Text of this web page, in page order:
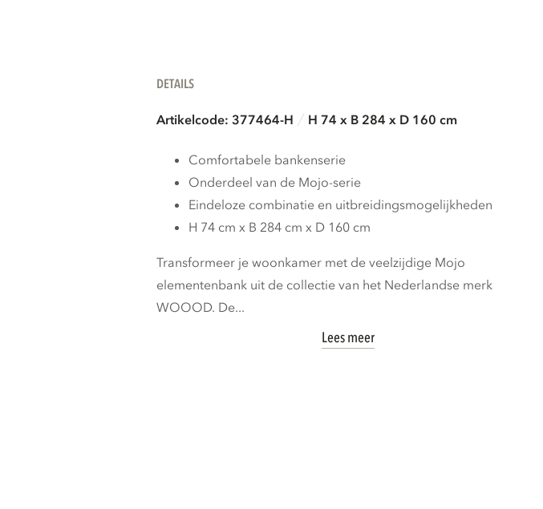
DETAILS
Artikelcode: 377464-H H 74 x B 284 x D 160 cm
Comfortabele bankenserie
Onderdeel van de Mojo-serie
Eindeloze combinatie en uitbreidingsmogelijkheden
H 74 cm x B 284 cm x D 160 cm
Transformeer je woonkamer met de veelzijdige Mojo
elementenbank uit de collectie van het Nederlandse merk
WOOOD. De...
Lees meer